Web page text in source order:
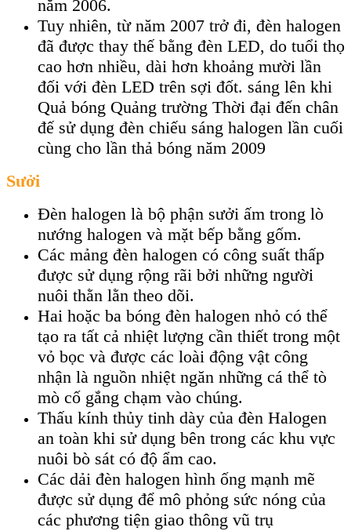
năm 2006.
Tuy nhiên, từ năm 2007 trở đi, đèn halogen
đã được thay thế bằng đèn LED, do tuổi thọ
cao hơn nhiều, dài hơn khoảng mười lần
đối với đèn LED trên sợi đốt. sáng lên khi
Quả bóng Quảng trường Thời đại đến chân
đế sử dụng đèn chiếu sáng halogen lần cuối
cùng cho lần thả bóng năm 2009
Sưởi
Đèn halogen là bộ phận sưởi ấm trong lò
nướng halogen và mặt bếp bằng gốm.
Các mảng đèn halogen có công suất thấp
được sử dụng rộng rãi bởi những người
nuôi thằn lằn theo dõi.
Hai hoặc ba bóng đèn halogen nhỏ có thể
tạo ra tất cả nhiệt lượng cần thiết trong một
vỏ bọc và được các loài động vật công
nhận là nguồn nhiệt ngăn những cá thể tò
mò cố gắng chạm vào chúng.
Thấu kính thủy tinh dày của đèn Halogen
an toàn khi sử dụng bên trong các khu vực
nuôi bò sát có độ ẩm cao.
Các dải đèn halogen hình ống mạnh mẽ
được sử dụng để mô phỏng sức nóng của
các phương tiện giao thông vũ trụ